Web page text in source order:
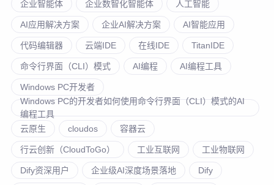
企业智能体 企业数智化智能体 人工智能
AI应用解决方案 企业AI解决方案 AI智能应用
代码编辑器 云端IDE 在线IDE TitanIDE
命令行界面（CLI）模式 AI编程 AI编程工具
Windows PC开发者
Windows PC的开发者如何使用命令行界面（CLI）模式的AI
编程工具
云原生
cloudos 容器云
行云创新（CloudToGo） 工业互联网 工业物联网
Dify资深用户 企业级AI深度场景落地 Dify